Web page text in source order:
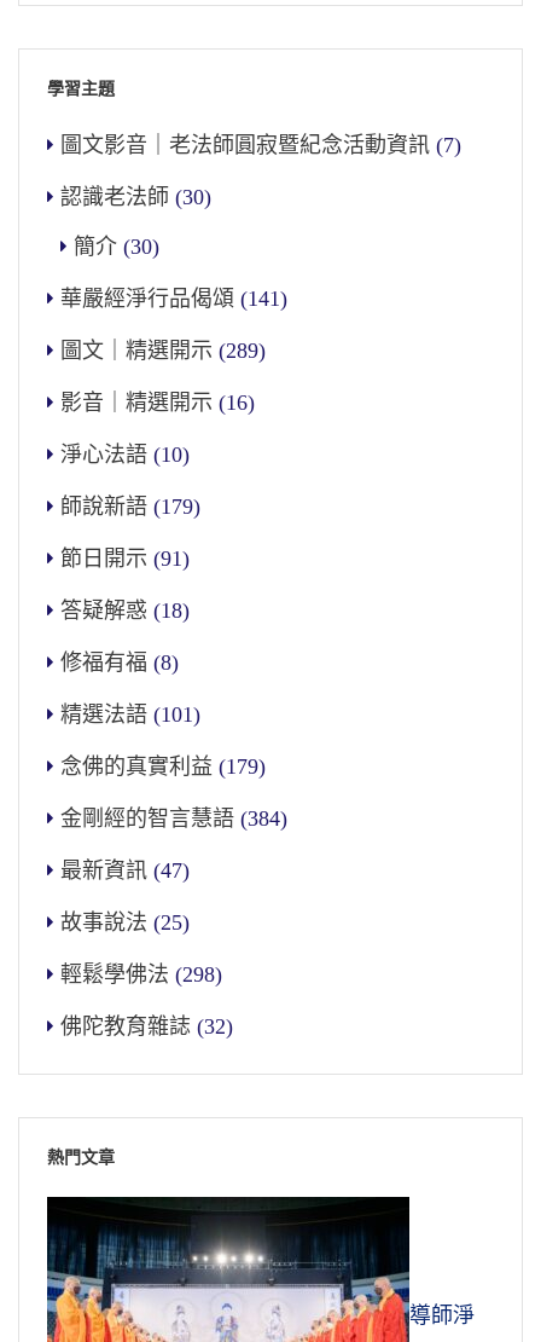
學習主題
圖文影音｜老法師圓寂暨紀念活動資訊 (7)
認識老法師 (30)
簡介 (30)
華嚴經淨行品偈頌 (141)
圖文｜精選開示 (289)
影音｜精選開示 (16)
淨心法語 (10)
師說新語 (179)
節日開示 (91)
答疑解惑 (18)
修福有福 (8)
精選法語 (101)
念佛的真實利益 (179)
金剛經的智言慧語 (384)
最新資訊 (47)
故事說法 (25)
輕鬆學佛法 (298)
佛陀教育雜誌 (32)
熱門文章
導師淨